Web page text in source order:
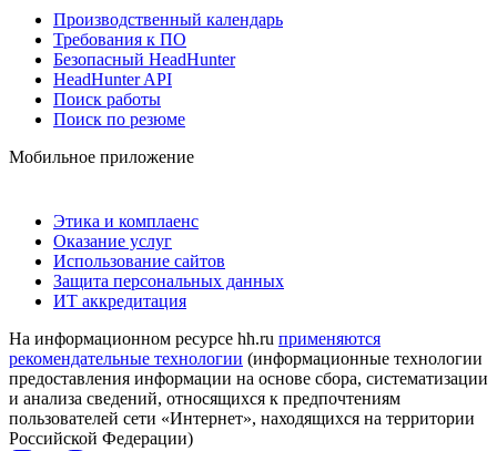
Производственный календарь
Требования к ПО
Безопасный HeadHunter
HeadHunter API
Поиск работы
Поиск по резюме
Мобильное приложение
Этика и комплаенс
Оказание услуг
Использование сайтов
Защита персональных данных
ИТ аккредитация
На информационном ресурсе hh.ru применяются
рекомендательные технологии (информационные технологии
предоставления информации на основе сбора, систематизации
и анализа сведений, относящихся к предпочтениям
пользователей сети «Интернет», находящихся на территории
Российской Федерации)